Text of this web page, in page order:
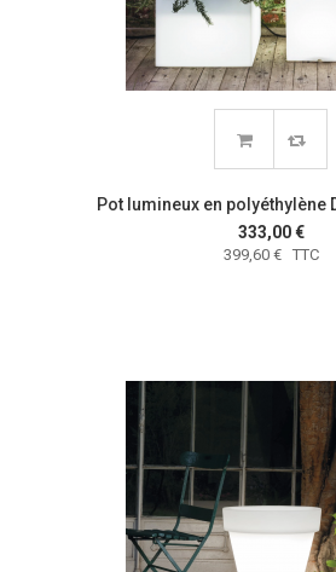
Pot lumineux en polyéthylène
333,00 €
399,60 € TTC